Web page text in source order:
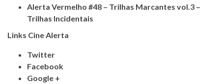
Alerta Vermelho #48 – Trilhas Marcantes vol.3 –
Trilhas Incidentais
Links Cine Alerta
Twitter
Facebook
Google +